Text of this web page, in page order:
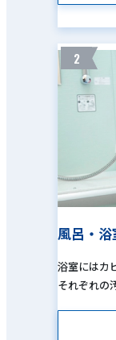
2
風呂・
浴室にはカ
それぞれの